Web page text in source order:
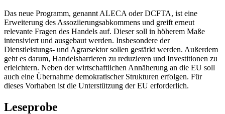
Das neue Programm, genannt ALECA oder DCFTA, ist eine
Erweiterung des Assoziierungsabkommens und greift erneut
relevante Fragen des Handels auf. Dieser soll in höherem Maße
intensiviert und ausgebaut werden. Insbesondere der
Dienstleistungs- und Agrarsektor sollen gestärkt werden. Außerdem
geht es darum, Handelsbarrieren zu reduzieren und Investitionen zu
erleichtern. Neben der wirtschaftlichen Annäherung an die EU soll
auch eine Übernahme demokratischer Strukturen erfolgen. Für
dieses Vorhaben ist die Unterstützung der EU erforderlich.
Leseprobe